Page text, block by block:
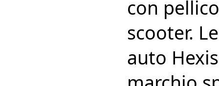
con
scooter.
auto